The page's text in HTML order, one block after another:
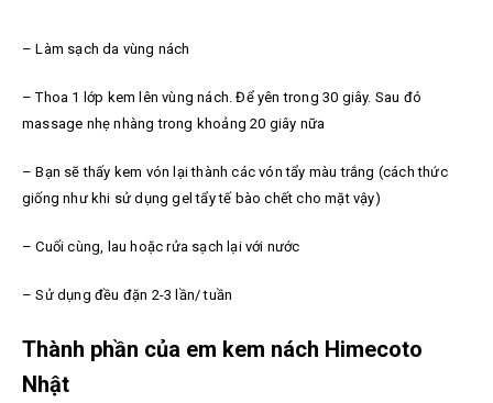
– Làm sạch da vùng nách
– Thoa 1 lớp kem lên vùng nách. Để yên trong 30 giây. Sau đó
massage nhẹ nhàng trong khoảng 20 giây nữa
– Bạn sẽ thấy kem vón lại thành các vón tẩy màu trắng (cách thức
giống như khi sử dụng gel tẩy tế bào chết cho mặt vậy)
– Cuối cùng, lau hoặc rửa sạch lại với nước
– Sử dụng đều đặn 2-3 lần/ tuần
Thành phần của em kem nách Himecoto
Nhật